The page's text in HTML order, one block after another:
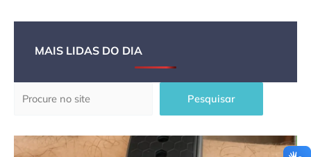
MAIS LIDAS DO DIA
Pesquisar